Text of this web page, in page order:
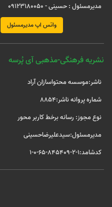
مدیرمسئول : حسینی - 09123180050
واتس اپ مدیرمسئول
نشریه فرهنگی-مذهبی آی پُرسه
ناشر:موسسه محتواسازان آراد
شماره پروانه ناشر:8854
نوع مجوز: رسانه برخط کاربر محور
مدیرمسئول:سیدعلیرضاحسینی
کدشامد:1-2-845409-65-0-1